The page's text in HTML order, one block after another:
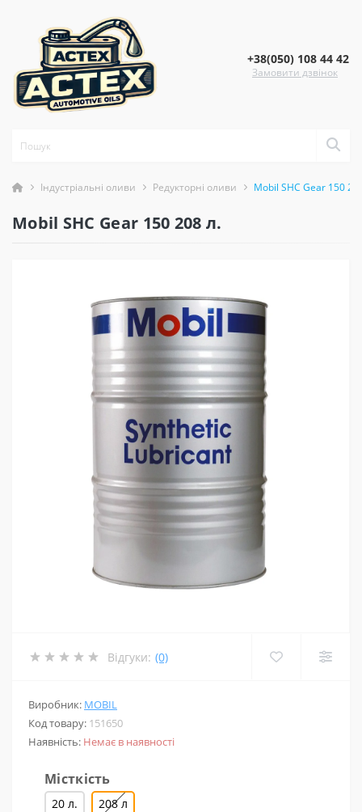
+38(050) 108 44 42
Замовити дзвінок
Індустріальні оливи Редукторні оливи Mobil SHC Gear 150
Mobil SHC Gear 150 208 л.
Відгуки: (0)
Виробник: MOBIL
Код товару: 151650
Наявність: Немає в наявності
Місткість
20 л. 208 л